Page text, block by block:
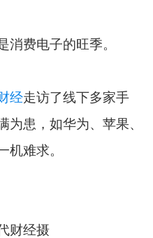
消费电子的旺季。
经走访了线下多家手
为患，如华为、苹果、
机难求。
财经摄